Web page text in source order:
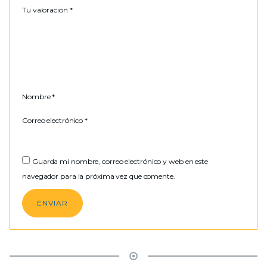
Tu valoración *
Nombre*
Correo electrónico*
Guarda mi nombre, correo electrónico y web en este
navegador para la próxima vez que comente.